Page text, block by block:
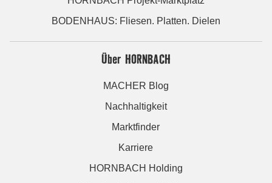
BODENHAUS: Fliesen. Platten. Dielen
Über HORNBACH
MACHER Blog
Nachhaltigkeit
Marktfinder
Karriere
HORNBACH Holding